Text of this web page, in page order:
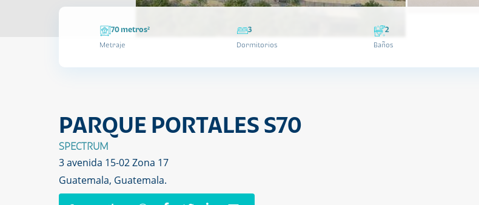
70 metros²
Metraje
3
Dormitorios
2
Baños
PARQUE PORTALES S70
SPECTRUM
3 avenida 15-02 Zona 17
Guatemala, Guatemala.